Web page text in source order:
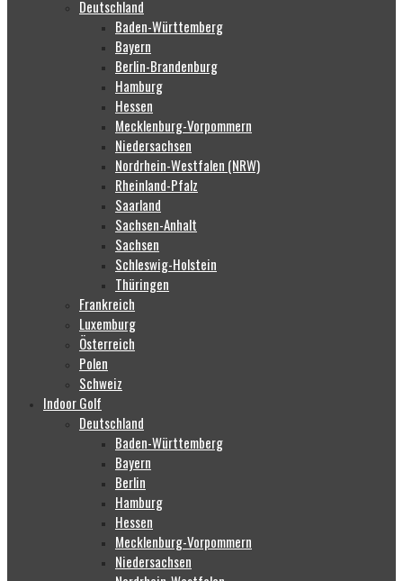
Deutschland
Baden-Württemberg
Bayern
Berlin-Brandenburg
Hamburg
Hessen
Mecklenburg-Vorpommern
Niedersachsen
Nordrhein-Westfalen (NRW)
Rheinland-Pfalz
Saarland
Sachsen-Anhalt
Sachsen
Schleswig-Holstein
Thüringen
Frankreich
Luxemburg
Österreich
Polen
Schweiz
Indoor Golf
Deutschland
Baden-Württemberg
Bayern
Berlin
Hamburg
Hessen
Mecklenburg-Vorpommern
Niedersachsen